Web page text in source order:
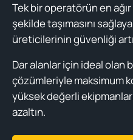
Tek bir operatörün en
şekilde taşımasını
üreticilerinin güvenliği
Dar alanlar için ideal olan
çözümleriyle maksimum
yüksek değerli
azaltın.